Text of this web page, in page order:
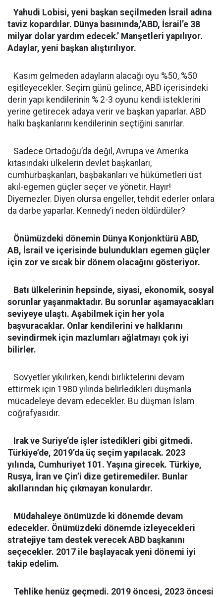
Yahudi Lobisi, yeni başkan seçilmeden İsrail adına
taviz kopardılar. Dünya basınında,’ABD, İsrail’e 38
milyar dolar yardım edecek.’ Manşetleri yapılıyor.
Adaylar, yeni başkan alıştırılıyor.
Kasım gelmeden adayların alacağı oyu %50, %50
eşitleyecekler. Seçim günü gelince, ABD içerisindeki
derin yapı kendilerinin % 2-3 oyunu kendi isteklerini
yerine getirecek adaya verir ve başkan yaparlar. ABD
halkı başkanlarını kendilerinin seçtiğini sanırlar.
Sadece Ortadoğu’da değil, Avrupa ve Amerika
kıtasındaki ülkelerin devlet başkanları,
cumhurbaşkanları, başbakanları ve hükümetleri üst
akıl-egemen güçler seçer ve yönetir. Hayır!
Diyemezler. Diyen olursa engeller, tehdit ederler onlara
da darbe yaparlar. Kennedy’i neden öldürdüler?
Önümüzdeki dönemin Dünya Konjonktürü ABD,
AB, İsrail ve içerisinde bulundukları egemen güçler
için zor ve sıcak bir dönem olacağını gösteriyor.
Batı ülkelerinin hepsinde, siyasi, ekonomik, sosyal
sorunlar yaşanmaktadır. Bu sorunlar aşamayacakları
seviyeye ulaştı. Aşabilmek için her yola
başvuracaklar. Onlar kendilerini ve halklarını
sevindirmek için mazlumları ağlatmayı çok iyi
bilirler.
Sovyetler yıkılırken, kendi birliktelerini devam
ettirmek için 1980 yılında belirledikleri düşmanla
mücadeleye devam edecekler. Bu düşman İslam
coğrafyasıdır.
Irak ve Suriye’de işler istedikleri gibi gitmedi.
Türkiye’de, 2019’da üç seçim yapılacak. 2023
yılında, Cumhuriyet 101. Yaşına girecek. Türkiye,
Rusya, İran ve Çin’i dize getiremediler. Bunlar
akıllarından hiç çıkmayan konulardır.
Müdahaleye önümüzde ki dönemde devam
edecekler. Önümüzdeki dönemde izleyecekleri
stratejiye tam destek verecek ABD başkanını
seçecekler. 2017 ile başlayacak yeni dönemi iyi
takip edelim.
Tehlike henüz geçmedi. 2019 öncesi, 2023 öncesi